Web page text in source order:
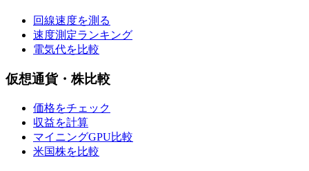
回線速度を測る
速度測定ランキング
電気代を比較
仮想通貨・株比較
価格をチェック
収益を計算
マイニングGPU比較
米国株を比較